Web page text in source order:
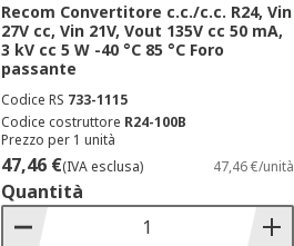
Recom Convertitore c.c./c.c. R24, Vin
27V cc, Vin 21V, Vout 135V cc 50 mA,
3 kV cc 5 W -40 °C 85 °C Foro
passante
Codice RS 733-1115
Codice costruttore R24-100B
Prezzo per 1 unità
47,46 €(IVA esclusa) 47,46 €/unità
Quantità